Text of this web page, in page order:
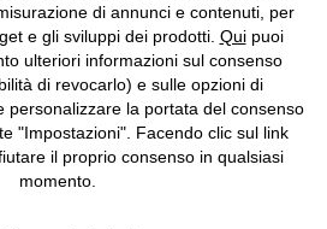
R.E.A. BI - 171345, N. Reg. Pile:
AEE: IT08020000002105 Capitale
Società soggetta all'attività di direzione
Beteiligungs -Verwaltungsgesellschaft
mbH.
di annunci e contenuti, per
e gli sviluppi dei prodotti. Quipuoi
ulteriori informazioni sul consenso
di revocarlo) e sulle opzioni di
personalizzare la portata del consenso
"Impostazioni". Facendo clic sul link
il proprio consenso in qualsiasi
momento.